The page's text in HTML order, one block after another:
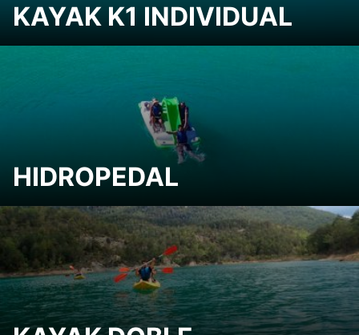
KAYAK K1 INDIVIDUAL
HIDROPEDAL